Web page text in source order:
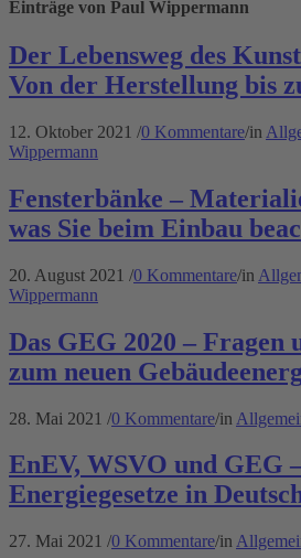
Einträge von Paul Wippermann
Der Lebensweg des
Von der Herstellung bis
12. Oktober 2021 /0 Kommentare/in
Wippermann
Fensterbänke –
was Sie beim Einbau
20. August 2021 /0 Kommentare/in
Wippermann
Das GEG 2020 – Fragen
zum neuen
28. Mai 2021 /0 Kommentare/in
EnEV, WSVO und GEG
Energiegesetze in
27. Mai 2021 /0 Kommentare/in